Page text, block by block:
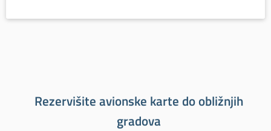
Rezervišite avionske karte do obližnjih
gradova